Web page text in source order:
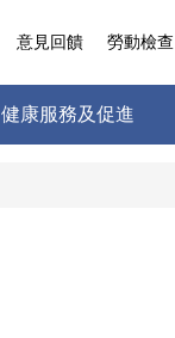
健康服務及促進
意見回饋 勞動檢查